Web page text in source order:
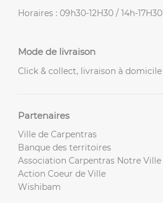
Horaires : 09h30-12H30 / 14h-17H30
Mode de livraison
Click & collect, livraison à domicile
Partenaires
Ville de Carpentras
Banque des territoires
Association Carpentras Notre Ville
Action Coeur de Ville
Wishibam